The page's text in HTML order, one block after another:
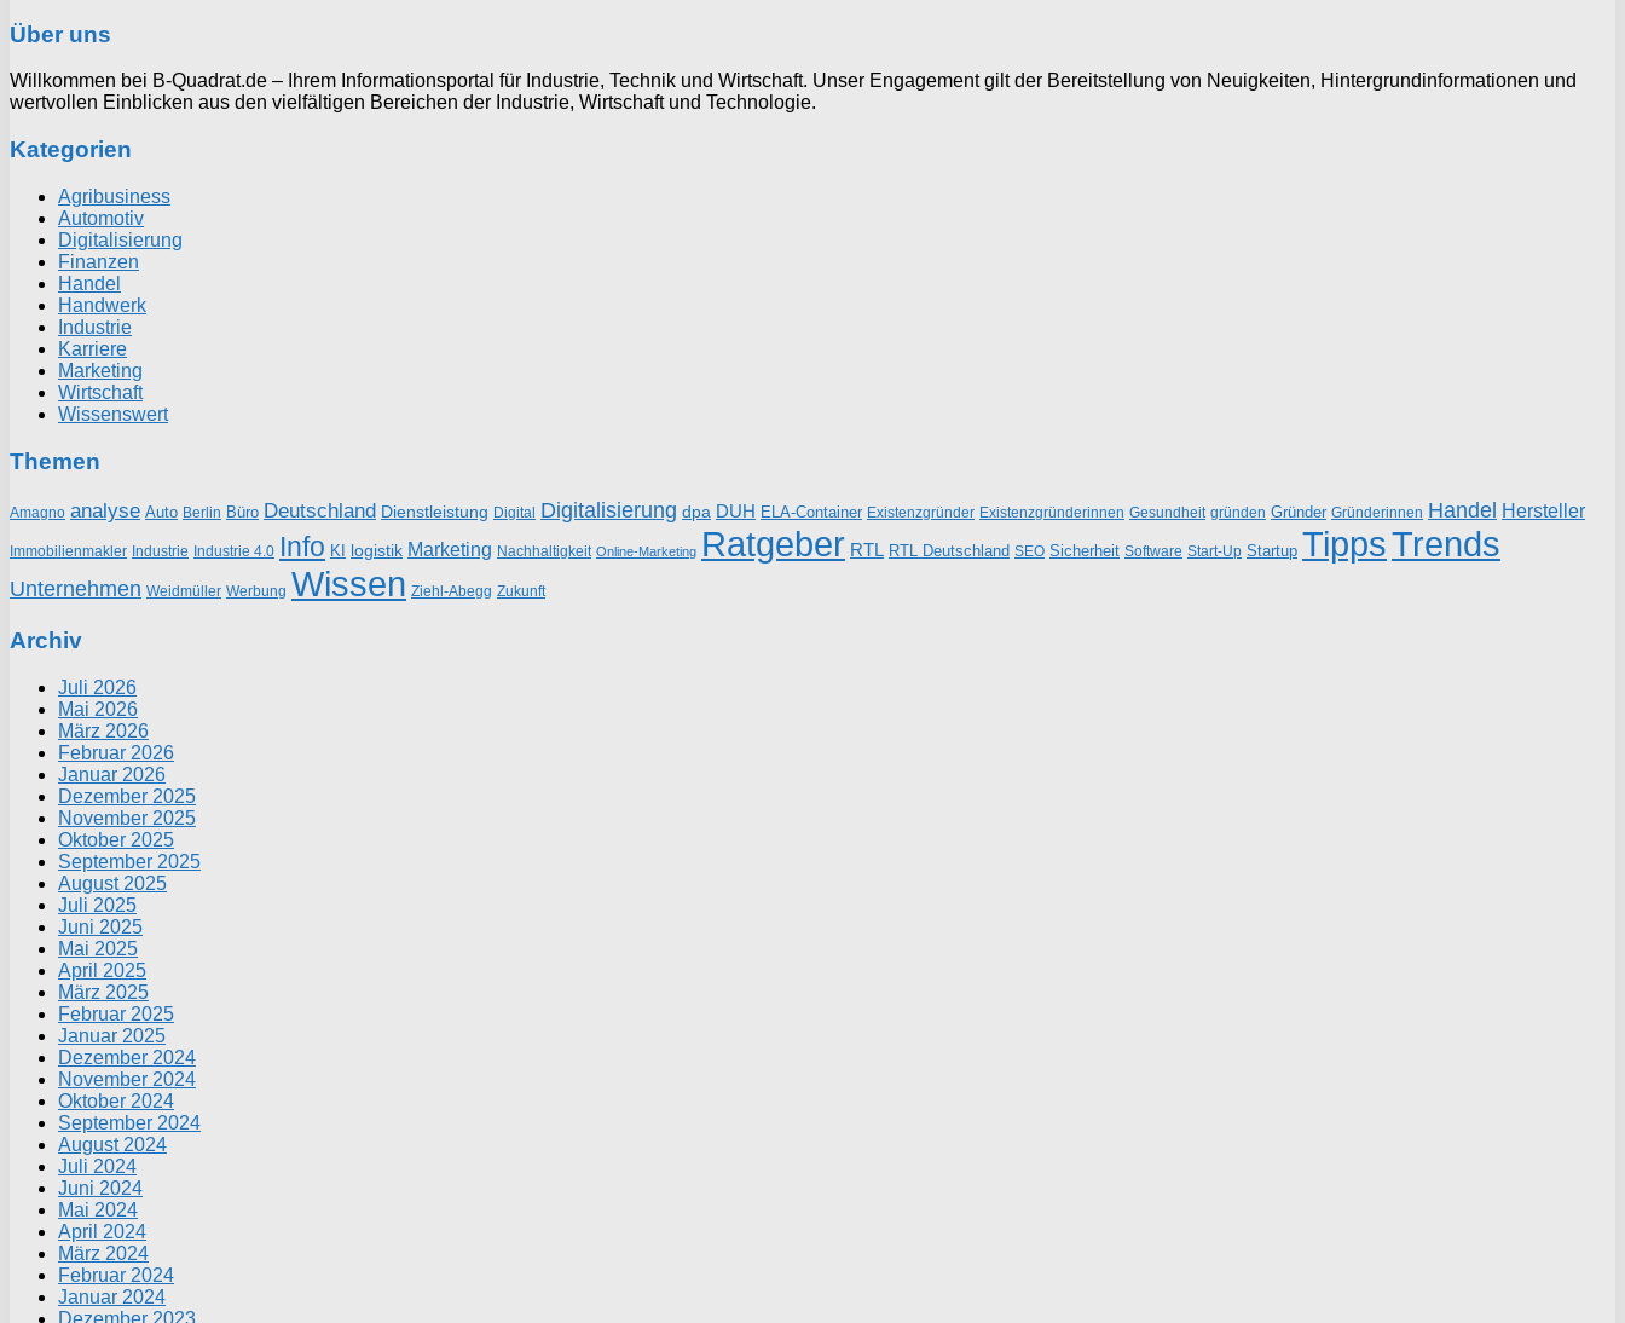
Über uns
Willkommen bei B-Quadrat.de – Ihrem Informationsportal für Industrie, Technik und Wirtschaft. Unser Engagement gilt der Bereitstellung von Neuigkeiten, Hintergrundinformationen und
wertvollen Einblicken aus den vielfältigen Bereichen der Industrie, Wirtschaft und Technologie.
Kategorien
Agribusiness
Automotiv
Digitalisierung
Finanzen
Handel
Handwerk
Industrie
Karriere
Marketing
Wirtschaft
Wissenswert
Themen
Amagno analyse Auto Berlin Büro Deutschland Dienstleistung Digital Digitalisierung dpa DUH ELA-Container Existenzgründer Existenzgründerinnen Gesundheit gründen Gründer Gründerinnen Handel Hersteller
Immobilienmakler Industrie Industrie 4.0 Info KI logistik Marketing Nachhaltigkeit Online-Marketing Ratgeber RTL RTL Deutschland SEO Sicherheit Software Start-Up Startup TippsTrends
Unternehmen Weidmüller Werbung Wissen Ziehl-Abegg Zukunft
Archiv
Juli 2026
Mai 2026
März 2026
Februar 2026
Januar 2026
Dezember 2025
November 2025
Oktober 2025
September 2025
August 2025
Juli 2025
Juni 2025
Mai 2025
April 2025
März 2025
Februar 2025
Januar 2025
Dezember 2024
November 2024
Oktober 2024
September 2024
August 2024
Juli 2024
Juni 2024
Mai 2024
April 2024
März 2024
Februar 2024
Januar 2024
Dezember 2023